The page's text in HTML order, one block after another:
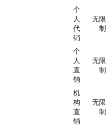
个
人
代
销
无限
制
个
人
直
销
无限
制
机
构
直
销
无限
制